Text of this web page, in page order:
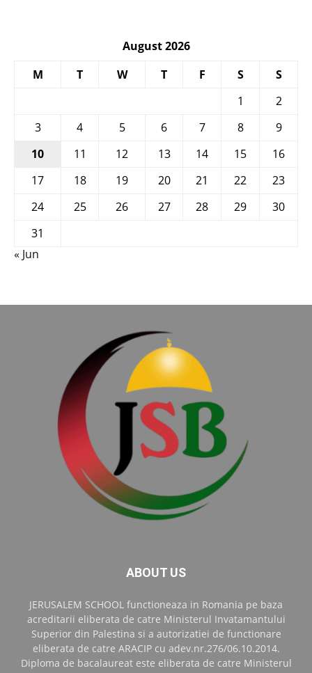
August 2026
M
T W T F S
S
1
2
3
4 5 6 7 8
9
10
11 12 13 14 15
16
17
18 19 20 21 22
23
24
25 26 27 28 29
30
31
« Jun
ABOUT US
JERUSALEM SCHOOL functioneaza in Romania pe baza
acreditarii eliberata de catre Ministerul Invatamantului
Superior din Palestina si a autorizatiei de functionare
eliberata de catre ARACIP cu adev.nr.276/06.10.2014.
Diploma de bacalaureat este eliberata de catre Ministerul